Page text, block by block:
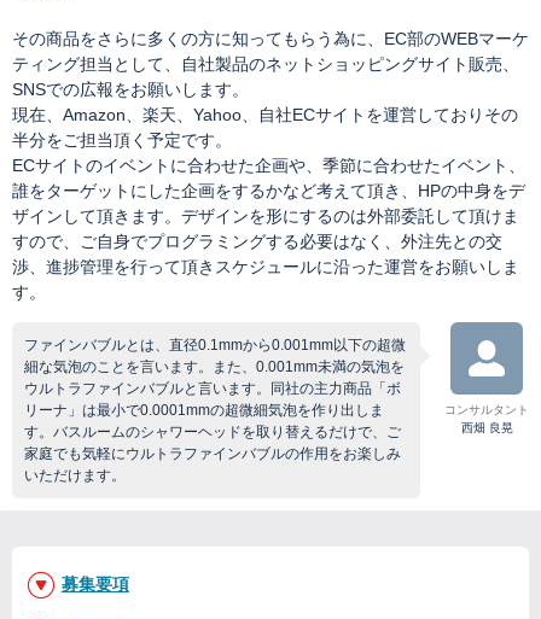
その商品をさらに多くの方に知ってもらう為に、EC部のWEBマーケ
ティング担当として、自社製品のネットショッピングサイト販売、
SNSでの広報をお願いします。
現在、Amazon、楽天、Yahoo、自社ECサイトを運営しておりその
半分をご担当頂く予定です。
ECサイトのイベントに合わせた企画や、季節に合わせたイベント、
誰をターゲットにした企画をするかなど考えて頂き、HPの中身をデ
ザインして頂きます。デザインを形にするのは外部委託して頂けま
すので、ご自身でプログラミングする必要はなく、外注先との交
渉、進捗管理を行って頂きスケジュールに沿った運営をお願いしま
す。
ファインバブルとは、直径0.1mmから0.001mm以下の超微
細な気泡のことを言います。また、0.001mm未満の気泡を
ウルトラファインバブルと言います。同社の主力商品「ボ
リーナ」は最小で0.0001mmの超微細気泡を作り出しま
す。バスルームのシャワーヘッドを取り替えるだけで、ご
家庭でも気軽にウルトラファインバブルの作用をお楽しみ
いただけます。
コンサルタント
西畑 良晃
募集要項